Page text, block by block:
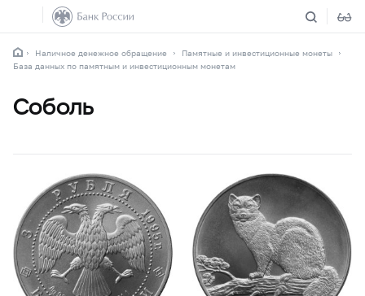
Наличное денежное обращение
Памятные и инвестиционные монеты
База данных по памятным и инвестиционным монетам
Соболь